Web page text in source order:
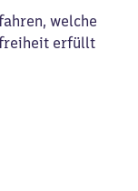
welche
erfüllt